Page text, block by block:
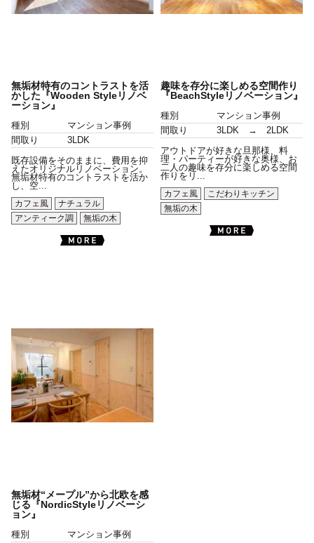
無垢材特有のコントラストを活
かした『Wooden Styleリノベ
ーション』
種別
マンション事例
間取り
3LDK
既存設備をそのままに、費用を抑
えたオリジナルリノベーション。
無垢材特有のコントラストを活か
し、空...
カフェ風
ナチュラル
アンティーク調
無垢の木
趣味を存分に楽しめる空間作り
『BeachStyleリノベーション』
種別
マンション事例
間取り
3LDK → 2LDK
アウトドアが好きな旦那様、料
理・パーティーが好きな奥様、お
二人の趣味を存分に楽しめる空間
作りをリ...
カフェ風
こだわりキッチン
無垢の木
無垢材“メープル”から北欧を感
じる『NordicStyleリノベーシ
ョン』
種別
マンション事例